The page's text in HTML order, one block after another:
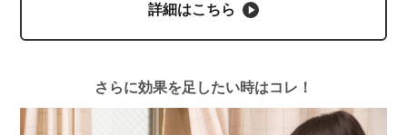
詳細はこちら
さらに効果を足したい時はコレ！